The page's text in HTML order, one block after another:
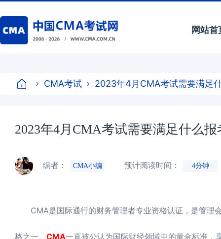
网站首
CMA考试 2023年4月CMA考试需要满足
2023年4月CMA考试需要满足什么报
编者： CMA小编 预计阅读时间： 4分钟
CMA是国际通行的财务管理者专业资格认证，是管理
格之一。 CMA一直被公认为国际财经领域中的黄金标准